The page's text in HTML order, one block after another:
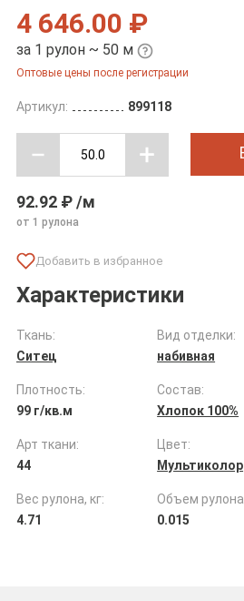
4 646.00 ₽
за 1 рулон ~ 50 м
Оптовые цены после регистрации
Артикул: 899118
92.92 ₽ /м
от 1 рулона
Характеристики
Ткань:
Ситец
Вид отделки:
набивная
Плотность:
99 г/кв.м
Состав:
Хлопок 100%
Арт ткани:
44
Цвет:
Мультиколор
Вес рулона, кг:
4.71
Объем
0.015